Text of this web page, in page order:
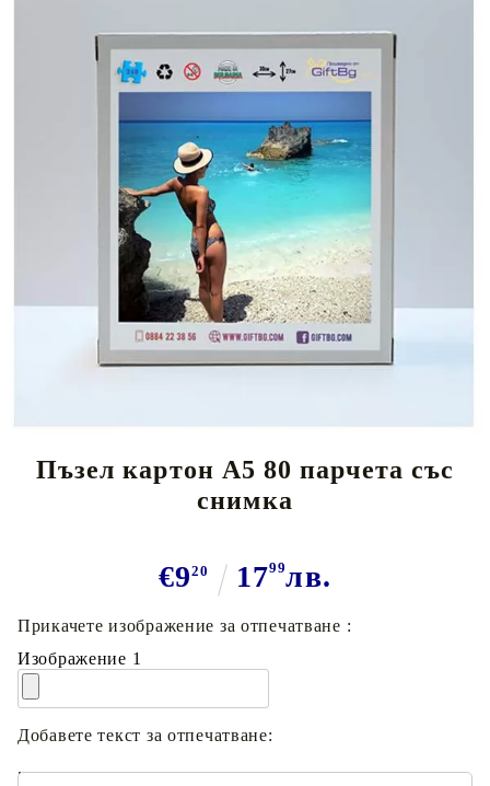
Tweet
Пъзел картон А5 80 парчета със
снимка
€920 1799лв.
Прикачете изображение за отпечатване :
Изображение 1
Добавете текст за отпечатване:
.